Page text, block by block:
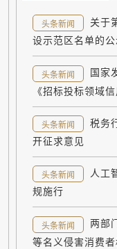
头条新闻
关于
设示范区名单的
头条新闻
国家
《招标投标领域
头条新闻
税务
开征求意见
头条新闻
人工
规施行
头条新闻
两部
等名义侵害消费